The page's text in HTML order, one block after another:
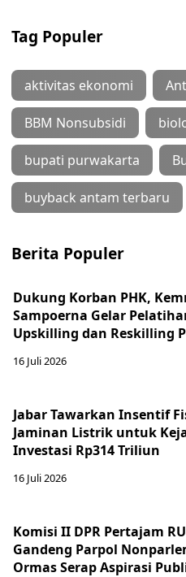
Tag Populer
aktivitas ekonomi
BBM Nonsubsidi
bupati purwakarta
buyback antam terbaru
Berita Populer
Dukung Korban PHK,
Sampoerna Gelar
Upskilling dan Reskilling
16 Juli 2026
Jabar Tawarkan Insentif
Jaminan Listrik untuk
Investasi Rp314 Triliun
16 Juli 2026
Komisi II DPR Pertajam
Gandeng Parpol
Ormas Serap Aspirasi